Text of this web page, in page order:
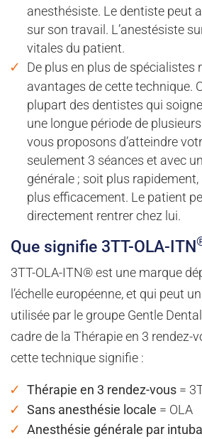
anesthésiste. Le dentiste peut
sur son travail. L’anestésiste
vitales du patient.
De plus en plus de spécialistes
avantages de cette technique.
plupart des dentistes qui
une longue période de
vous proposons d’atteindre
seulement 3 séances et avec
générale ; soit plus
plus efficacement. Le patient
directement rentrer chez lui.
Que signifie 3TT-OLA-ITN
3TT-OLA-ITN® est une marque
l’échelle européenne, et qui peut
utilisée par le groupe Gentle
cadre de la Thérapie en 3 rendez-
cette technique signifie :
Thérapie en 3 rendez-vous=
Sans anesthésie locale = OLA
Anesthésie générale par